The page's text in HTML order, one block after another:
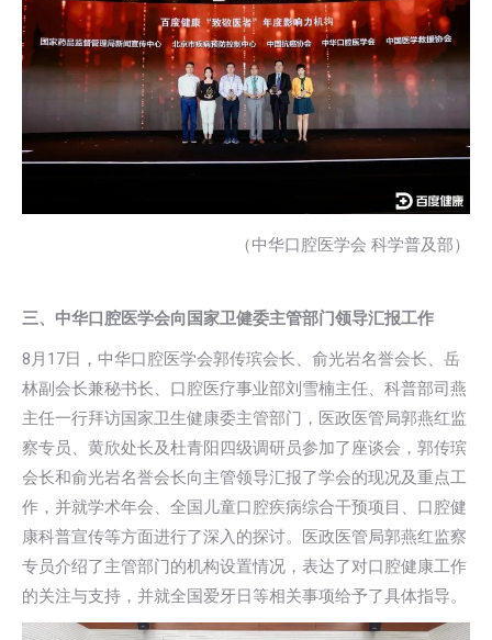
（中华口腔医学会 科学普及部）
三、中华口腔医学会向国家卫健委主管部门领导汇报工作
8月17日，中华口腔医学会郭传瑸会长、俞光岩名誉会长、岳
林副会长兼秘书长、口腔医疗事业部刘雪楠主任、科普部司燕
主任一行拜访国家卫生健康委主管部门，医政医管局郭燕红监
察专员、黄欣处长及杜青阳四级调研员参加了座谈会，郭传瑸
会长和俞光岩名誉会长向主管领导汇报了学会的现况及重点工
作，并就学术年会、全国儿童口腔疾病综合干预项目、口腔健
康科普宣传等方面进行了深入的探讨。医政医管局郭燕红监察
专员介绍了主管部门的机构设置情况，表达了对口腔健康工作
的关注与支持，并就全国爱牙日等相关事项给予了具体指导。